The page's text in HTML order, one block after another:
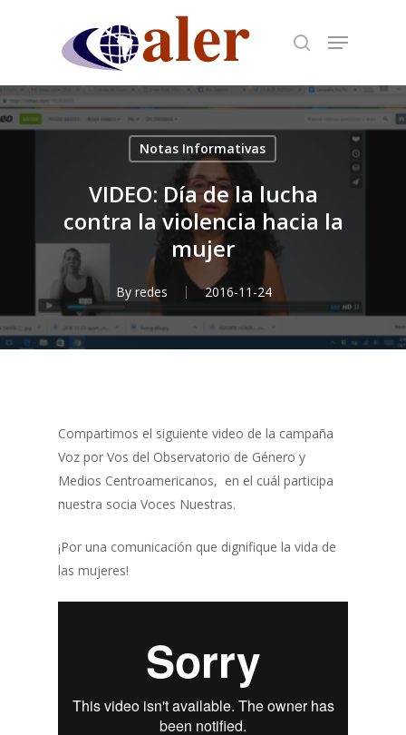
content
Notas Informativas
VIDEO: Día de la lucha
contra la violencia hacia la
mujer
By redes 2016-11-24
Compartimos el siguiente video de la campaña
Voz por Vos del Observatorio de Género y
Medios Centroamericanos, en el cuál participa
nuestra socia Voces Nuestras.
¡Por una comunicación que dignifique la vida de
las mujeres!